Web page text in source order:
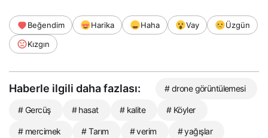
Beğendim Harika Haha Vay
Üzgün
Kızgın
Haberle ilgili daha fazlası: # drone görüntülemesi
# Gercüş # hasat # kalite # Köyler
# mercimek # Tarım # verim # yağışlar